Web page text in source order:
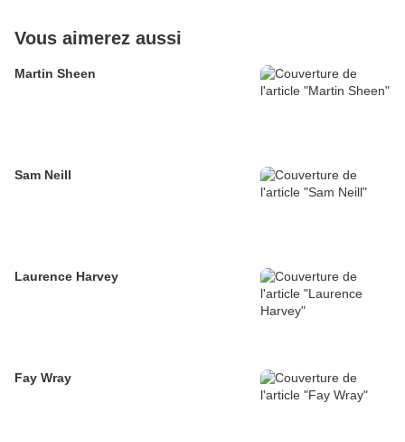
Vous aimerez aussi
Martin Sheen
Sam Neill
Laurence Harvey
Fay Wray